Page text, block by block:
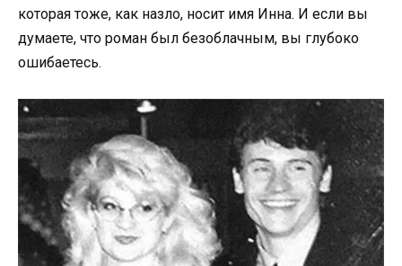
которая тоже, как назло, носит имя Инна. И если вы
думаете, что роман был безоблачным, вы глубоко
ошибаетесь.